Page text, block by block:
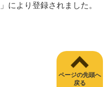
」により登録されました。
ページの先頭へ
戻る